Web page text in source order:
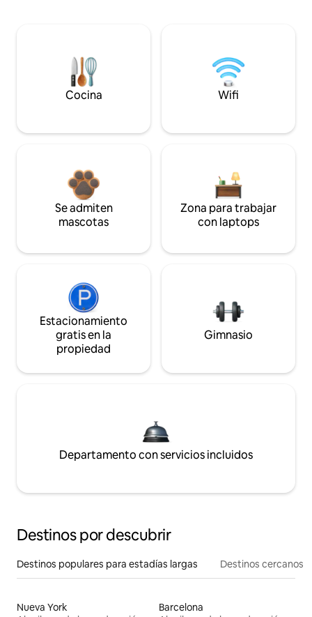
Cocina Wifi
Se admiten
mascotas
Zona para trabajar
con laptops
Estacionamiento
gratis en la
propiedad
Gimnasio
Departamento con servicios incluidos
Destinos por descubrir
Destinos populares para estadías largas Destinos cercanos
Nueva York
Barcelona